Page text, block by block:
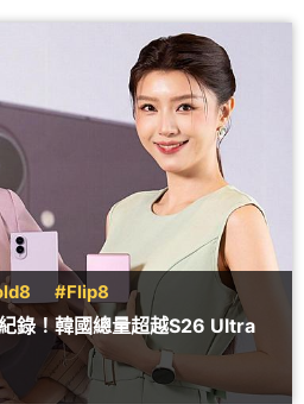
#Flip8
錄！韓國總量超越S26 Ultra